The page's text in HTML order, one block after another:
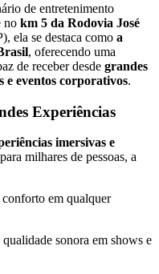
de entretenimento
no km 5 da Rodovia José
ela se destaca como a
, oferecendo uma
de receber desde grandes
e eventos corporativos.
Experiências
imersivas e
milhares de pessoas, a
em qualquer
sonora em shows e